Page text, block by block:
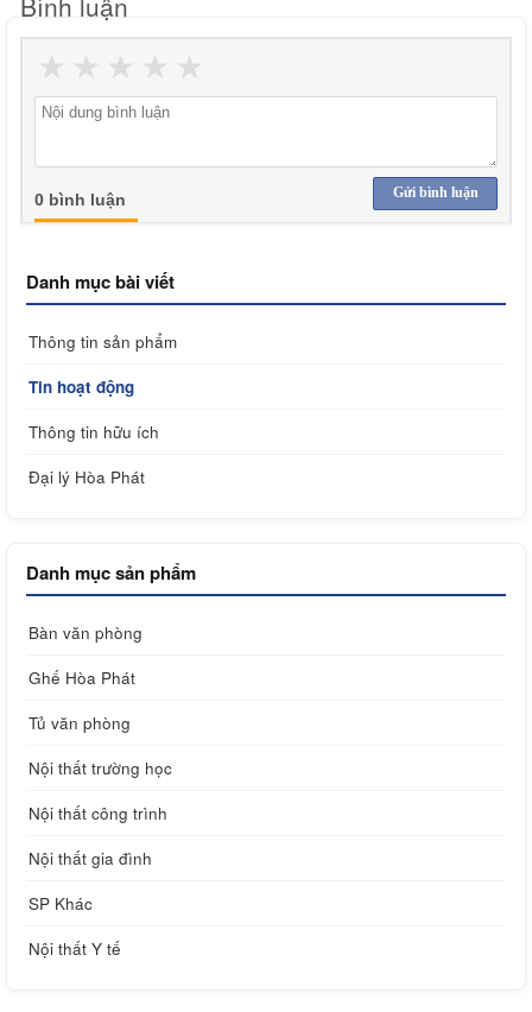
★
★
★
★
★
Gửi bình luận
0 bình luận
Danh mục bài viết
Thông tin sản phẩm
Tin hoạt động
Thông tin hữu ích
Đại lý Hòa Phát
Danh mục sản phẩm
Bàn văn phòng
Ghế Hòa Phát
Tủ văn phòng
Nội thất trường học
Nội thất công trình
Nội thất gia đình
SP Khác
Nội thất Y tế